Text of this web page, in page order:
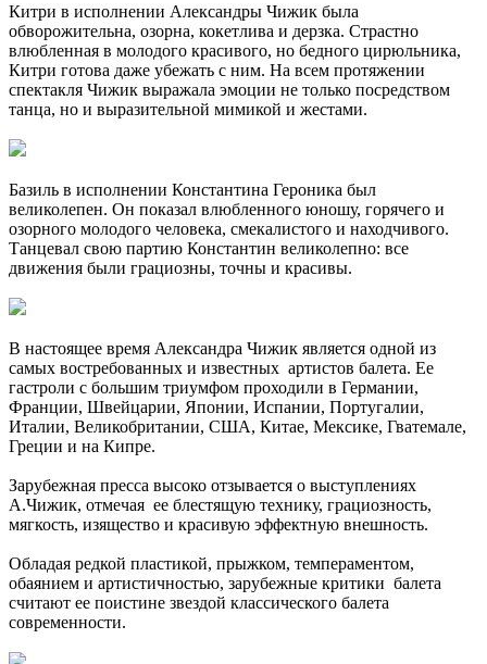
Китри в исполнении Александры Чижик была
обворожительна, озорна, кокетлива и дерзка. Страстно
влюбленная в молодого красивого, но бедного цирюльника,
Китри готова даже убежать с ним. На всем протяжении
спектакля Чижик выражала эмоции не только посредством
танца, но и выразительной мимикой и жестами.
Базиль в исполнении Константина Героника был
великолепен. Он показал влюбленного юношу, горячего и
озорного молодого человека, смекалистого и находчивого.
Танцевал свою партию Константин великолепно: все
движения были грациозны, точны и красивы.
В настоящее время Александра Чижик является одной из
самых востребованных и известных артистов балета. Ее
гастроли с большим триумфом проходили в Германии,
Франции, Швейцарии, Японии, Испании, Португалии,
Италии, Великобритании, США, Китае, Мексике, Гватемале,
Греции и на Кипре.
Зарубежная пресса высоко отзывается о выступлениях
А.Чижик, отмечая ее блестящую технику, грациозность,
мягкость, изящество и красивую эффектную внешность.
Обладая редкой пластикой, прыжком, темпераментом,
обаянием и артистичностью, зарубежные критики балета
считают ее поистине звездой классического балета
современности.